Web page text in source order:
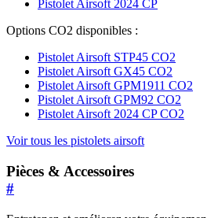
Pistolet Airsoft 2024 CP
Options CO2 disponibles :
Pistolet Airsoft STP45 CO2
Pistolet Airsoft GX45 CO2
Pistolet Airsoft GPM1911 CO2
Pistolet Airsoft GPM92 CO2
Pistolet Airsoft 2024 CP CO2
Voir tous les pistolets airsoft
Pièces & Accessoires
#